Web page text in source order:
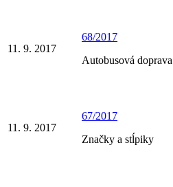
11. 9. 2017
68/2017
Autobusová doprava
11. 9. 2017
67/2017
Značky a stĺpiky